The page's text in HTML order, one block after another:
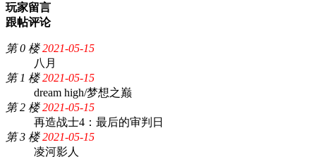
玩家留言
跟帖评论
第 0 楼 2021-05-15
八月
第 1 楼 2021-05-15
dream high/梦想之巅
第 2 楼 2021-05-15
再造战士4：最后的审判日
第 3 楼 2021-05-15
凌河影人